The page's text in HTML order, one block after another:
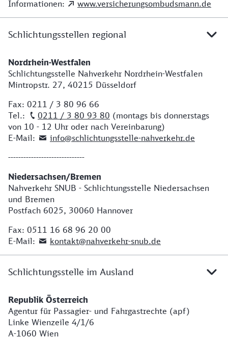
Informationen:
www.versicherungsombudsmann.de
Schlichtungsstellen regional
Adresse Schlichtungsstelle regional
Nordrhein-Westfalen
Schlichtungsstelle Nahverkehr Nordrhein-Westfalen
Mintropstr. 27, 40215 Düsseldorf
Fax: 0211 / 3 80 96 66
Tel.:
0211 / 3 80 93 80 (montags bis donnerstags
von 10 - 12 Uhr oder nach Vereinbarung)
E-Mail:
info@schlichtungsstelle-nahverkehr.de
------------------------------
Niedersachsen/Bremen
Nahverkehr SNUB - Schlichtungsstelle Niedersachsen
und Bremen
Postfach 6025, 30060 Hannover
Fax: 0511 16 68 96 20 00
E-Mail:
kontakt@nahverkehr-snub.de
Schlichtungsstelle im Ausland
Adresse für Österreich
Republik Österreich
Agentur für Passagier- und Fahrgastrechte (apf)
Linke Wienzeile 4/1/6
A-1060 Wien